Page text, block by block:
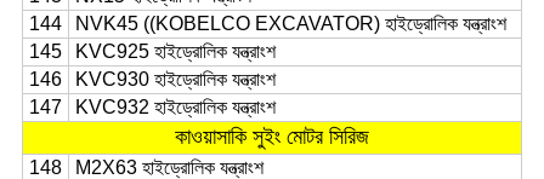
144
NVK45 ((KOBELCO EXCAVATOR) হাইড্রোলিক যন্ত্রাংশ
145
KVC925 হাইড্রোলিক যন্ত্রাংশ
146
KVC930 হাইড্রোলিক যন্ত্রাংশ
147
KVC932 হাইড্রোলিক যন্ত্রাংশ
কাওয়াসাকি সুইং মোটর সিরিজ
148
M2X63 হাইড্রোলিক যন্ত্রাংশ